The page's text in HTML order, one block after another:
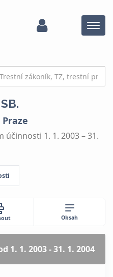
Menu
účinnosti 1. 1. 2003 – 31.
Obsah
1. 1. 2003 - 31. 1. 2004